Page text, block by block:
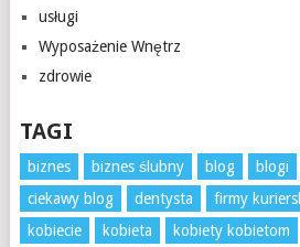
usługi
Wyposażenie Wnętrz
zdrowie
TAGI
biznes biznes ślubny blog blogi
ciekawy blog
dentysta firmy
kobiecie
kobieta kobiety kobietom